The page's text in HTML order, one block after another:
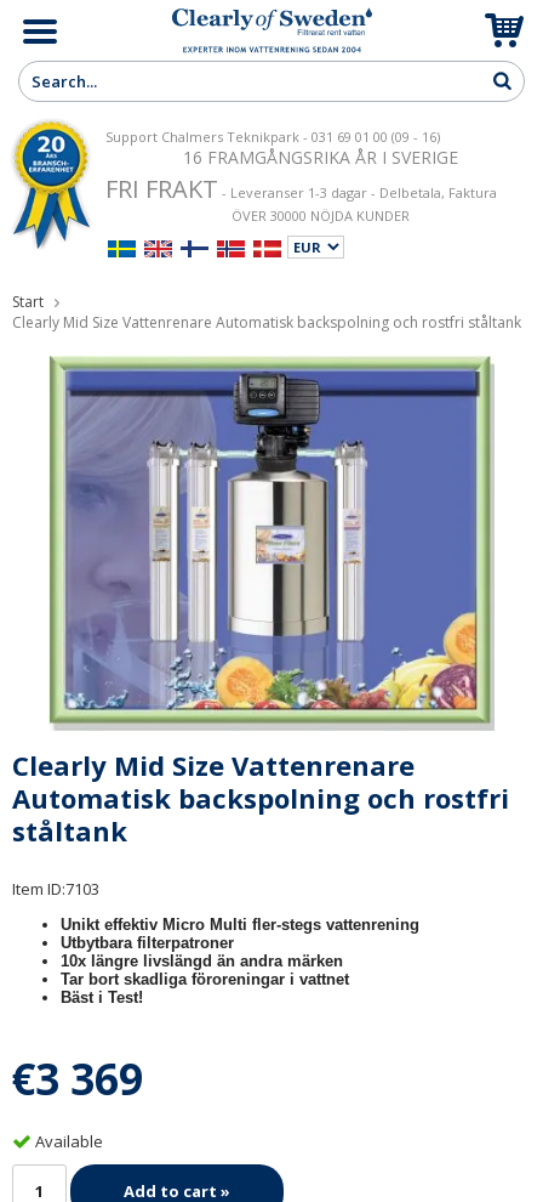
Support Chalmers Teknikpark - 031 69 01 00 (09 - 16)
16 FRAMGÅNGSRIKA ÅR I SVERIGE
FRI FRAKT - Leveranser 1-3 dagar - Delbetala, Faktura
ÖVER 30000 NÖJDA KUNDER
Start
Clearly Mid Size Vattenrenare Automatisk backspolning och rostfri ståltank
Clearly Mid Size Vattenrenare
Automatisk backspolning och rostfri
ståltank
Item ID:7103
Unikt effektiv Micro Multi fler-stegs vattenrening
Utbytbara filterpatroner
10x längre livslängd än andra märken
Tar bort skadliga föroreningar i vattnet
Bäst i Test!
€3 369
Available
Add to cart »